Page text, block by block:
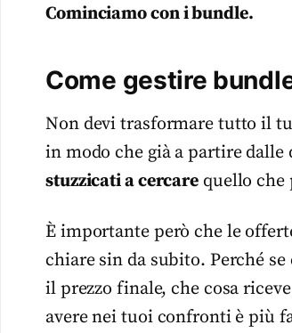
Cominciamo con i bundle.
Come gestire
Non devi trasformare tutto il
in modo che già a partire
stuzzicati a cercare quello che
È importante però che le
chiare sin da subito. Perché
il prezzo finale, che cosa
avere nei tuoi confronti è più